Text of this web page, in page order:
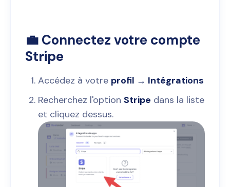
💼 Connectez votre compte
Stripe
Accédez à votre profil → Intégrations
Recherchez l'option Stripe dans la liste
et cliquez dessus.